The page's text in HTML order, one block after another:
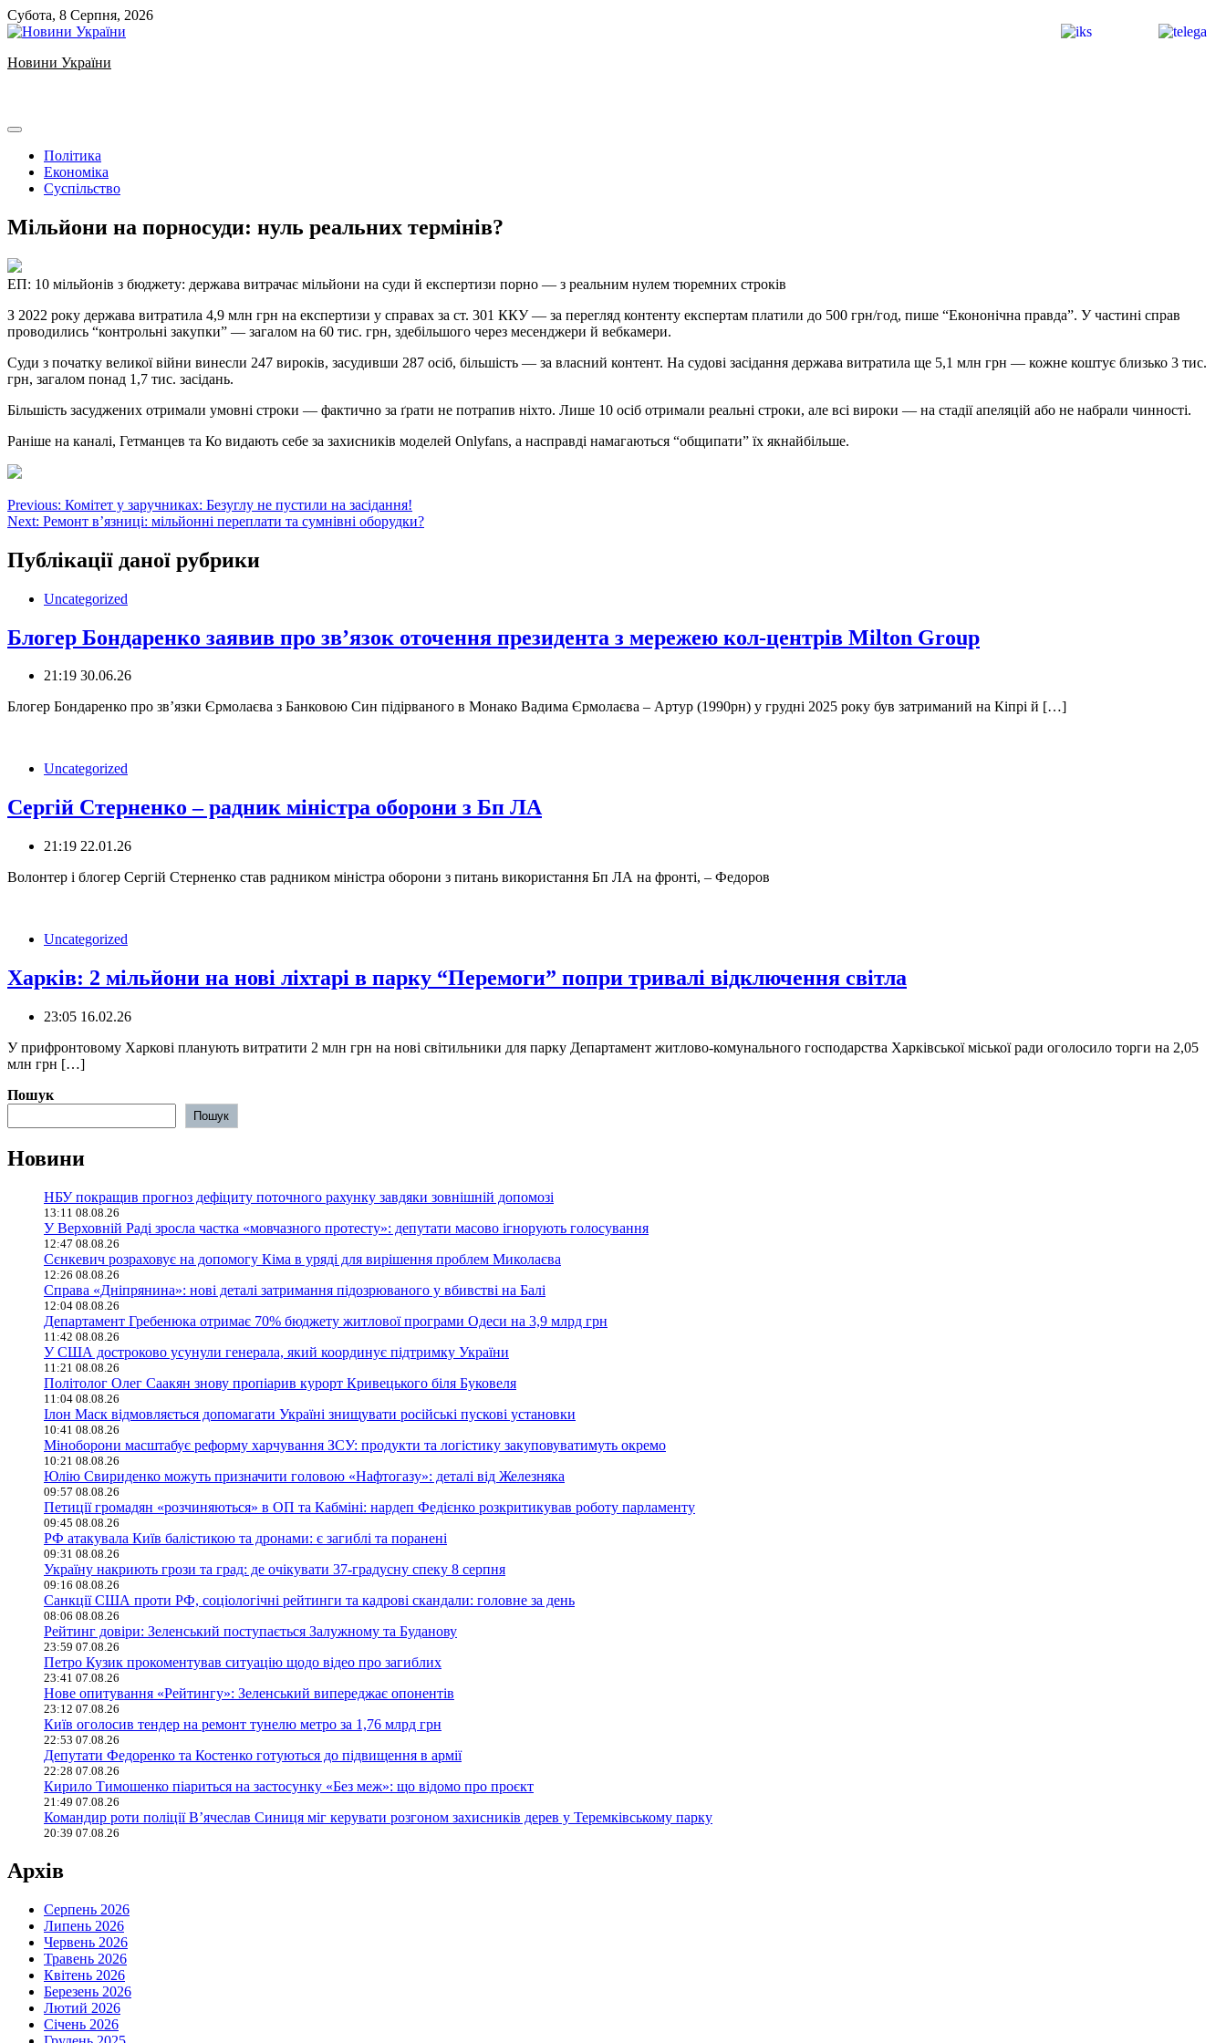
Skip
to
Субота, 8 Серпня, 2026
Новини України
Політика
Економіка
Суспільство
Мільйони на порносуди: нуль реальних термінів?
ЕП: 10 мільйонів з бюджету: держава витрачає мільйони на суди й експертизи порно — з реальним нулем тюремних строків
З 2022 року держава витратила 4,9 млн грн на експертизи у справах за ст. 301 ККУ — за перегляд контенту експертам платили до 500 грн/год, пише “Екононічна правда”. У частині справ
проводились “контрольні закупки” — загалом на 60 тис. грн, здебільшого через месенджери й вебкамери.
️Суди з початку великої війни винесли 247 вироків, засудивши 287 осіб, більшість — за власний контент. На судові засідання держава витратила ще 5,1 млн грн — кожне коштує близько 3 тис.
грн, загалом понад 1,7 тис. засідань.
Більшість засуджених отримали умовні строки — фактично за ґрати не потрапив ніхто. Лише 10 осіб отримали реальні строки, але всі вироки — на стадії апеляцій або не набрали чинності.
Раніше на каналі, Гетманцев та Ко видають себе за захисників моделей Onlyfans, а насправді намагаються “общипати” їх якнайбільше.
Навігація
записів
Previous: Комітет у заручниках: Безуглу не пустили на засідання!
Next: Ремонт в’язниці: мільйонні переплати та сумнівні оборудки?
Публікації даної рубрики
Uncategorized
Блогер Бондаренко заявив про зв’язок оточення президента з мережею кол-центрів Milton Group
21:19 30.06.26
Блогер Бондаренко про зв’язки Єрмолаєва з Банковою Син підірваного в Монако Вадима Єрмолаєва – Артур (1990рн) у грудні 2025 року був затриманий на Кіпрі й […]
Uncategorized
Сергій Стерненко – радник міністра оборони з Бп ЛА
21:19 22.01.26
Волонтер і блогер Сергій Стерненко став радником міністра оборони з питань використання Бп ЛА на фронті, – Федоров
Uncategorized
Харків: 2 мільйони на нові ліхтарі в парку “Перемоги” попри тривалі відключення світла
23:05 16.02.26
У прифронтовому Харкові планують витратити 2 млн грн на нові світильники для парку Департамент житлово-комунального господарства Харківської міської ради оголосило торги на 2,05
млн грн […]
Пошук
Пошук
Новини
НБУ покращив прогноз дефіциту поточного рахунку завдяки зовнішній допомозі
13:11 08.08.26
У Верховній Раді зросла частка «мовчазного протесту»: депутати масово ігнорують голосування
12:47 08.08.26
Сєнкевич розраховує на допомогу Кіма в уряді для вирішення проблем Миколаєва
12:26 08.08.26
Справа «Дніпрянина»: нові деталі затримання підозрюваного у вбивстві на Балі
12:04 08.08.26
Департамент Гребенюка отримає 70% бюджету житлової програми Одеси на 3,9 млрд грн
11:42 08.08.26
У США достроково усунули генерала, який координує підтримку України
11:21 08.08.26
Політолог Олег Саакян знову пропіарив курорт Кривецького біля Буковеля
11:04 08.08.26
Ілон Маск відмовляється допомагати Україні знищувати російські пускові установки
10:41 08.08.26
Міноборони масштабує реформу харчування ЗСУ: продукти та логістику закуповуватимуть окремо
10:21 08.08.26
Юлію Свириденко можуть призначити головою «Нафтогазу»: деталі від Железняка
09:57 08.08.26
Петиції громадян «розчиняються» в ОП та Кабміні: нардеп Федієнко розкритикував роботу парламенту
09:45 08.08.26
РФ атакувала Київ балістикою та дронами: є загиблі та поранені
09:31 08.08.26
Україну накриють грози та град: де очікувати 37-градусну спеку 8 серпня
09:16 08.08.26
Санкції США проти РФ, соціологічні рейтинги та кадрові скандали: головне за день
08:06 08.08.26
Рейтинг довіри: Зеленський поступається Залужному та Буданову
23:59 07.08.26
Петро Кузик прокоментував ситуацію щодо відео про загиблих
23:41 07.08.26
Нове опитування «Рейтингу»: Зеленський випереджає опонентів
23:12 07.08.26
Київ оголосив тендер на ремонт тунелю метро за 1,76 млрд грн
22:53 07.08.26
Депутати Федоренко та Костенко готуються до підвищення в армії
22:28 07.08.26
Кирило Тимошенко піариться на застосунку «Без меж»: що відомо про проєкт
21:49 07.08.26
Командир роти поліції В’ячеслав Синиця міг керувати розгоном захисників дерев у Теремківському парку
20:39 07.08.26
Архів
Серпень 2026
Липень 2026
Червень 2026
Травень 2026
Квітень 2026
Березень 2026
Лютий 2026
Січень 2026